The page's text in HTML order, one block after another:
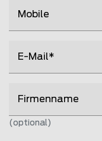
Mobile
E-Mail
Firmenname
(optional)